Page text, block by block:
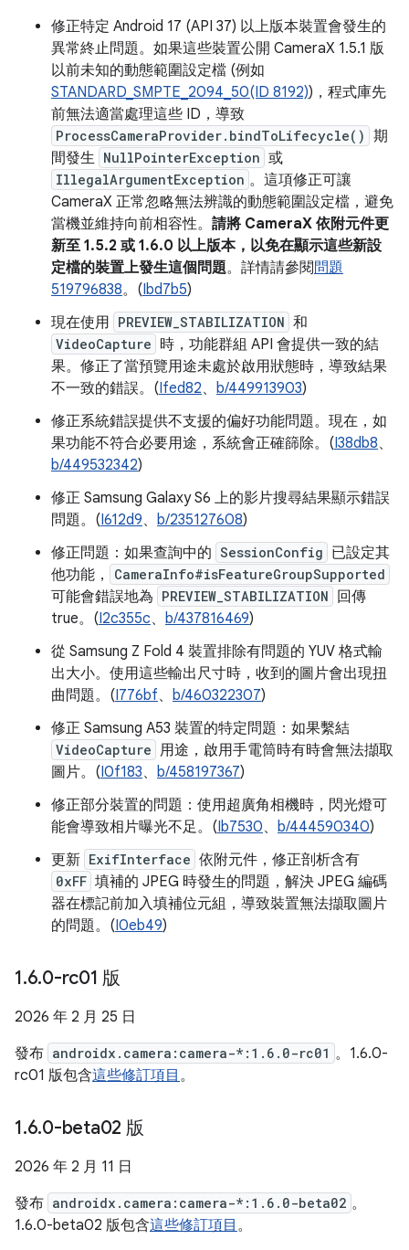
修正特定 Android 17 (API 37) 以上版本裝置會發生的
異常終止問題。如果這些裝置公開 CameraX 1.5.1 版
以前未知的動態範圍設定檔 (例如
STANDARD_SMPTE_2094_50(ID 8192))，程式庫先
前無法適當處理這些 ID，導致
ProcessCameraProvider.bindToLifecycle() 期
間發生 NullPointerException 或
IllegalArgumentException 。這項修正可讓
CameraX 正常忽略無法辨識的動態範圍設定檔，避免
當機並維持向前相容性。 請將 CameraX 依附元件更
新至 1.5.2 或 1.6.0 以上版本，以免在顯示這些新設
定檔的裝置上發生這個問題。詳情請參閱 問題
519796838。(Ibd7b5)
現在使用 PREVIEW_STABILIZATION 和
VideoCapture 時，功能群組 API 會提供一致的結
果。修正了當預覽用途未處於啟用狀態時，導致結果
不一致的錯誤。(Ifed82、 b/449913903)
修正系統錯誤提供不支援的偏好功能問題。現在，如
果功能不符合必要用途，系統會正確篩除。(I38db8、
b/449532342)
修正 Samsung Galaxy S6 上的影片搜尋結果顯示錯誤
問題。(I612d9、 b/235127608)
修正問題：如果查詢中的 SessionConfig 已設定其
他功能，
CameraInfo#isFeatureGroupSupported
可能會錯誤地為 PREVIEW_STABILIZATION
回傳
true。(I2c355c、 b/437816469)
從 Samsung Z Fold 4 裝置排除有問題的 YUV 格式輸
出大小。使用這些輸出尺寸時，收到的圖片會出現扭
曲問題。(I776bf、 b/460322307)
修正 Samsung A53 裝置的特定問題：如果繫結
VideoCapture 用途，啟用手電筒時有時會無法擷取
圖片。(I0f183、 b/458197367)
修正部分裝置的問題：使用超廣角相機時，閃光燈可
能會導致相片曝光不足。(Ib7530、 b/444590340)
更新 ExifInterface 依附元件，修正剖析含有
0xFF 填補的 JPEG 時發生的問題，解決 JPEG 編碼
器在標記前加入填補位元組，導致裝置無法擷取圖片
的問題。(I0eb49)
1.6.0-rc01 版
2026 年 2 月 25 日
發布 androidx.camera:camera-*:1.6.0-rc01 。1.6.0-
rc01 版包含這些修訂項目 。
1.6.0-beta02 版
2026 年 2 月 11 日
發布 androidx.camera:camera-*:1.6.0-beta02 。
1.6.0-beta02 版包含這些修訂項目 。